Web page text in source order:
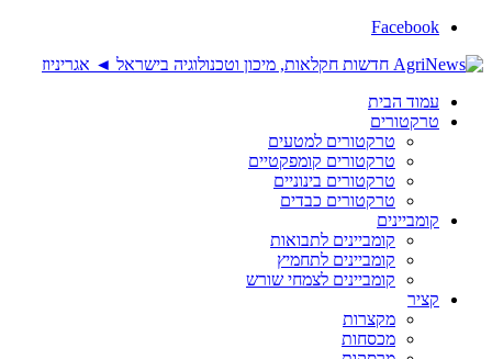
Facebook
עמוד הבית
טרקטורים
טרקטורים למטעים
טרקטורים קומפקטיים
טרקטורים בינוניים
טרקטורים כבדים
קומביינים
קומביינים לתבואות
קומביינים לתחמיץ
קומביינים לצמחי שורש
קציר
מקצרות
מכסחות